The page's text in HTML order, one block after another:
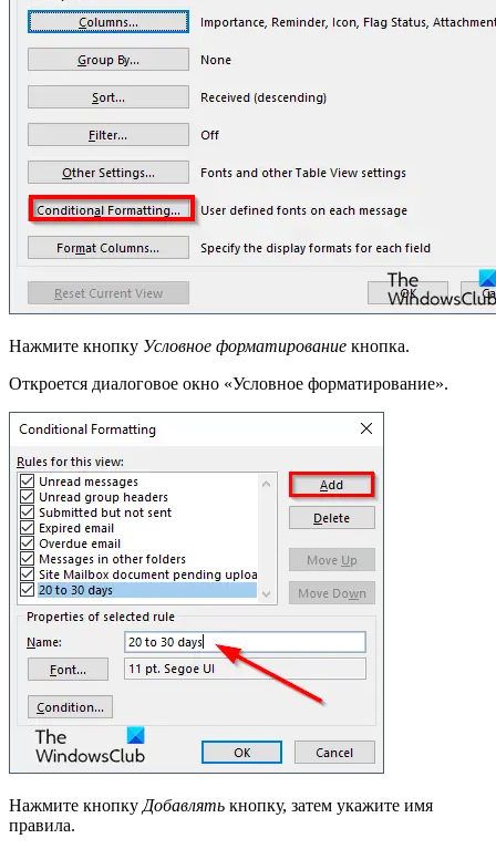
Нажмите кнопку Условное форматирование кнопка.
Откроется диалоговое окно «Условное форматирование».
Нажмите кнопкуДобавлять кнопку, затем укажите имя
правила.